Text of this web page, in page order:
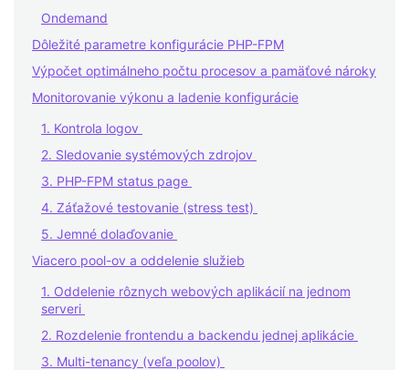
Ondemand
Dôležité parametre konfigurácie PHP-FPM
Výpočet optimálneho počtu procesov a pamäťové nároky
Monitorovanie výkonu a ladenie konfigurácie
1. Kontrola logov
2. Sledovanie systémových zdrojov
3. PHP-FPM status page
4. Záťažové testovanie (stress test)
5. Jemné dolaďovanie
Viacero pool-ov a oddelenie služieb
1. Oddelenie rôznych webových aplikácií na jednom
serveri
2. Rozdelenie frontendu a backendu jednej aplikácie
3. Multi-tenancy (veľa poolov)